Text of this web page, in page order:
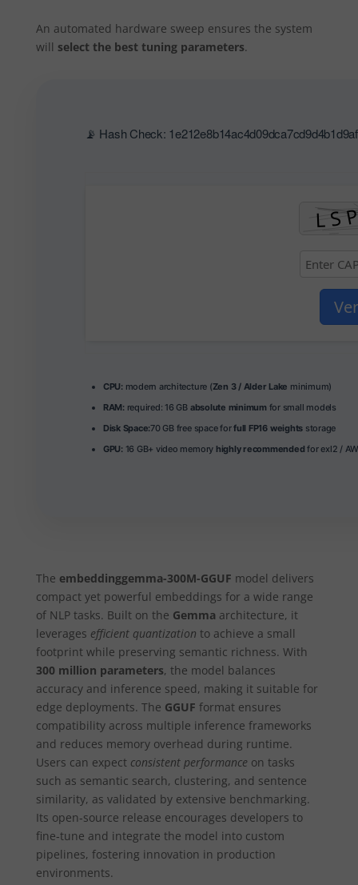
An automated hardware sweep ensures the system
will select the best tuning parameters.
📡 Hash Check:
CPU:modern architecture (Zen 3 / Alder Lake minimum)
RAM:required: 16 GB absolute minimumfor small models
Disk Space:70 GB free space forfull FP16 weights storage
GPU:16 GB+ video memory highly recommended for exl2 /
The embeddinggemma-300M-GGUF model delivers
compact yet powerful embeddings for a wide range
of NLP tasks. Built on the Gemma architecture, it
leverages efficient quantization to achieve a small
footprint while preserving semantic richness. With
300 million parameters, the model balances
accuracy and inference speed, making it suitable for
edge deployments. The GGUF format ensures
compatibility across multiple inference frameworks
and reduces memory overhead during runtime.
Users can expect consistent performanceon tasks
such as semantic search, clustering, and sentence
similarity, as validated by extensive benchmarking.
Its open‑source release encourages developers to
fine‑tune and integrate the model into custom
pipelines, fostering innovation in production
environments.